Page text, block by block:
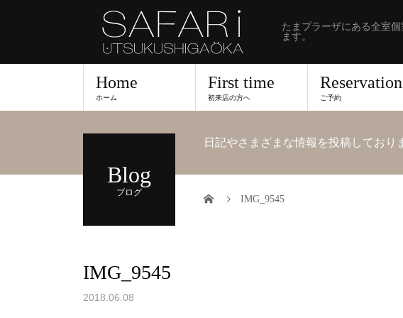
たまプラーザにある全室
ます。
Home
ホーム
First time
初来店の方へ
Reservation
ご予約
Blog
ブログ
日記やさまざまな情報を投稿しており
IMG_9545
IMG_9545
2018.06.08